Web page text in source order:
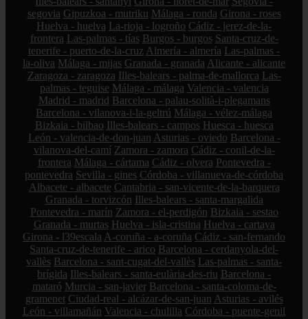
segovia Gipuzkoa - mutriku Málaga - ronda Girona - roses
Huelva - huelva La-rioja - logroño Cádiz - jerez-de-la-
frontera Las-palmas - tías Burgos - burgos Santa-cruz-de-
tenerife - puerto-de-la-cruz Almería - almería Las-palmas -
la-oliva Málaga - mijas Granada - granada Alicante - alicante
Zaragoza - zaragoza Illes-balears - palma-de-mallorca Las-
palmas - teguise Málaga - málaga Valencia - valencia
Madrid - madrid Barcelona - palau-solità-i-plegamans
Barcelona - vilanova-i-la-geltrú Málaga - vélez-málaga
Bizkaia - bilbao Illes-balears - campos Huesca - huesca
León - valencia-de-don-juan Asturias - oviedo Barcelona -
vilanova-del-camí Zamora - zamora Cádiz - conil-de-la-
frontera Málaga - cártama Cádiz - olvera Pontevedra -
pontevedra Sevilla - gines Córdoba - villanueva-de-córdoba
Albacete - albacete Cantabria - san-vicente-de-la-barquera
Granada - torvizcón Illes-balears - santa-margalida
Pontevedra - marín Zamora - el-perdigón Bizkaia - sestao
Granada - murtas Huelva - isla-cristina Huelva - cartaya
Girona - l39escala A-coruña - a-coruña Cádiz - san-fernando
Santa-cruz-de-tenerife - arico Barcelona - cerdanyola-del-
vallès Barcelona - sant-cugat-del-vallès Las-palmas - santa-
brígida Illes-balears - santa-eulària-des-riu Barcelona -
mataró Murcia - san-javier Barcelona - santa-coloma-de-
gramenet Ciudad-real - alcázar-de-san-juan Asturias - avilés
León - villamañán Valencia - chulilla Córdoba - puente-genil